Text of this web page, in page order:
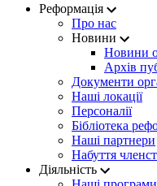
Реформація
Про нас
Новини
Новини
Архів
Документи
Наші локації
Персоналії
Бібліотека
Наші партнери
Набуття
Діяльність